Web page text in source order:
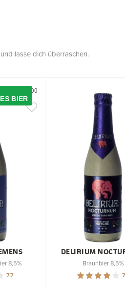
lasse dich überraschen.
90
BIER
8,5%
7.7
DELIRIUM
Braunbier 8,5%